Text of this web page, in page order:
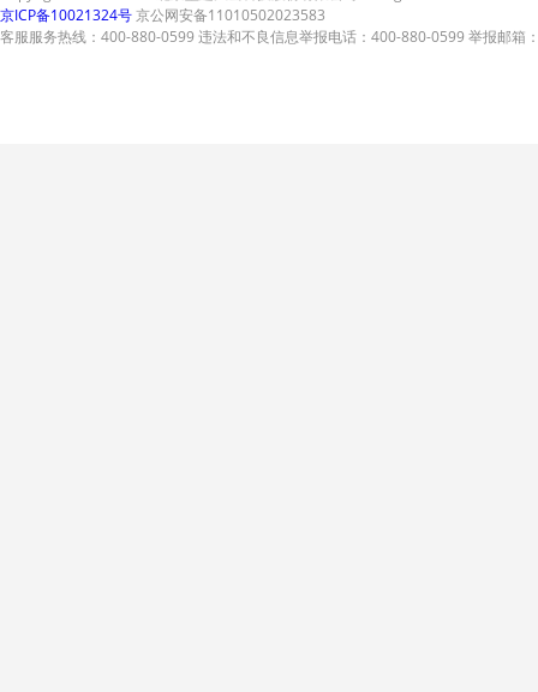
京ICP备10021324号京公网安备11010502023583
客服服务热线：400-880-0599 违法和不良信息举报电话：400-880-0599 举报邮箱